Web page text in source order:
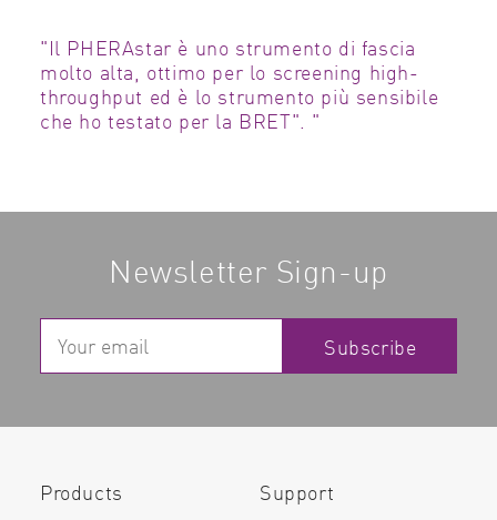
"Il PHERAstar è uno strumento di fascia
molto alta, ottimo per lo screening high-
throughput ed è lo strumento più sensibile
che ho testato per la BRET". "
Newsletter Sign-up
Subscribe
Products Support